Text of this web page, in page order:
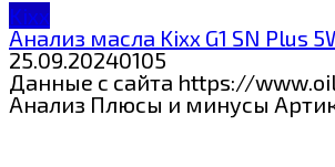
Kixx
Анализ масла Kixx G1 SN Plus
25.09.20240105
Данные с сайта https://
Анализ Плюсы и минусы